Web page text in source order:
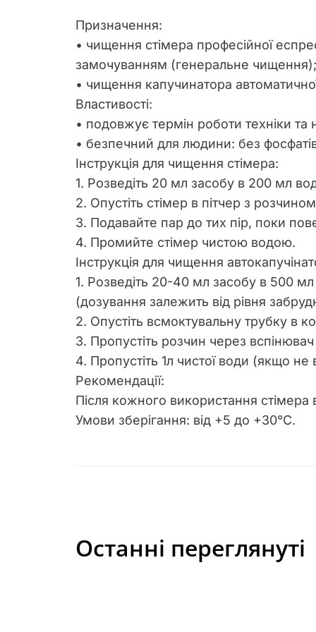
Призначення:
• чищення стімера професійної
замочуванням (генеральне чищення);
• чищення капучинатора
Властивості:
• подовжує термін роботи техніки
• безпечний для людини: без
Інструкція для чищення стімера:
1. Розведіть 20 мл засобу в 200 мл
2. Опустіть стімер в пітчер з
3. Подавайте пар до тих пір, поки
4. Промийте стімер чистою водою.
Інструкція для чищення
1. Розведіть 20-40 мл засобу в 500
(дозування залежить від рівня
2. Опустіть всмоктувальну трубку в
3. Пропустіть розчин через
4. Пропустіть 1л чистої води (якщо
Рекомендації:
Після кожного використання
Умови зберігання: від +5 до +30°C.
Останні переглянуті